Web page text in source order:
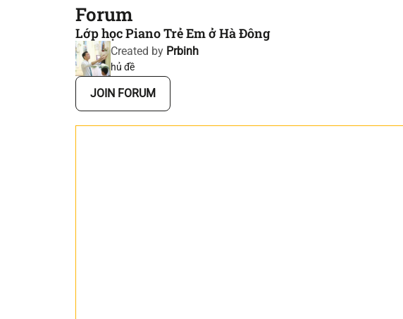
Forum
Lớp học Piano Trẻ Em ở Hà Đông
Created by Prbinh
hủ đề
JOIN FORUM